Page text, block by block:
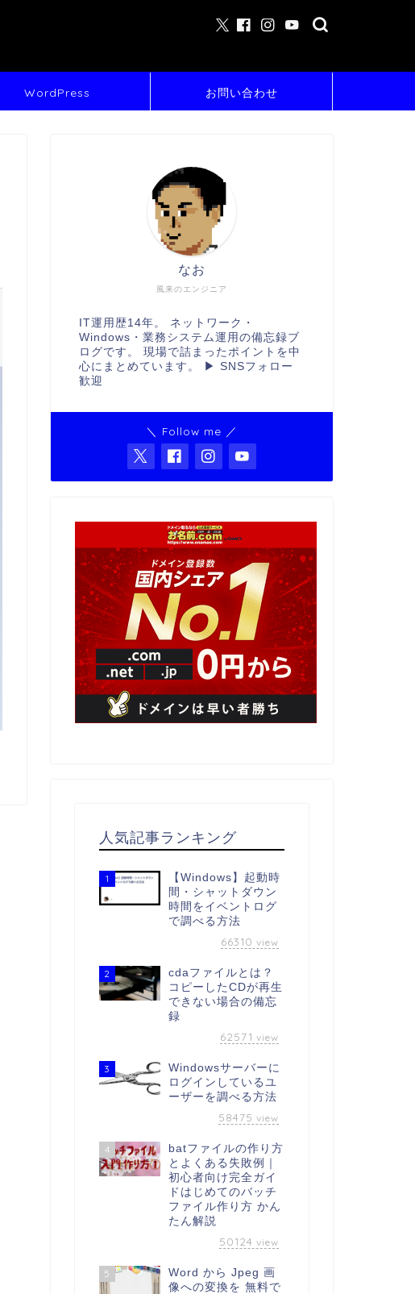
WordPress お問い合わせ
風来のエンジニア
なお
IT運用歴14年。 ネットワーク・
Windows・業務システム運用の備忘録ブ
ログです。 現場で詰まったポイントを中
心にまとめています。 ▶ SNSフォロー
歓迎
＼ Follow me ／
人気記事ランキング
1
【Windows】起動時
間・シャットダウン
時間をイベントログ
で調べる方法
66310 view
2
cdaファイルとは？
コピーしたCDが再生
できない場合の備忘
録
62571 view
3
Windowsサーバーに
ログインしているユ
ーザーを調べる方法
58475 view
4
batファイルの作り方
とよくある失敗例｜
初心者向け完全ガイ
ドはじめてのバッチ
ファイル作り方 かん
たん解説
50124 view
5
Word から Jpeg 画
像への変換を 無料で